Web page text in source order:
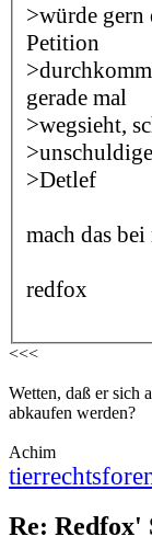
>würde gern
Petition
gerade mal
>wegsieht,
>Detlef
mach das
redfox
<<<
Wetten, daß er sich
abkaufen werden?
Achim
Re: Redfox'